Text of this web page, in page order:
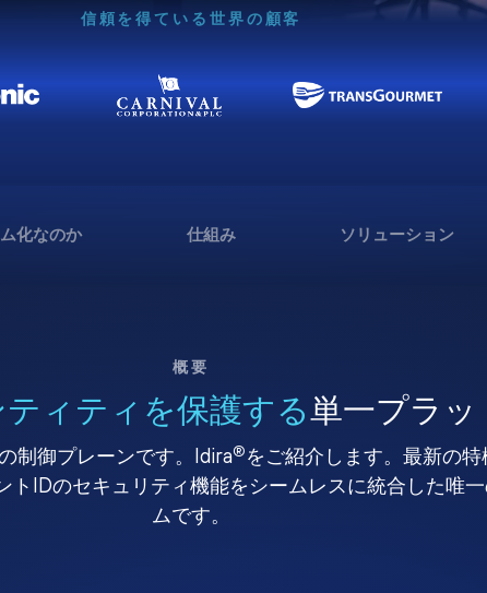
信頼を得ている世界の顧客
化なのか 仕組み ソリューション
概要
ィティを保護する単一プラッ
制御プレーンです。Idira®をご紹介します。最新の
トIDのセキュリティ機能をシームレスに統合した唯
ムです。